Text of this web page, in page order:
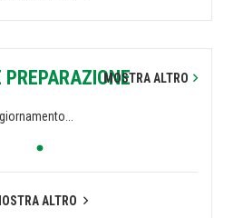
MOSTRA ALTRO
ALTRO